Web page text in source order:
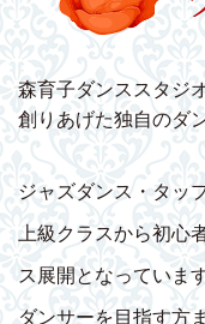
森育子ダンススタジ
創りあげた独自のダ
ジャズダンス・タッ
上級クラスから初心
ス展開となっていま
ダンサーを目指す方